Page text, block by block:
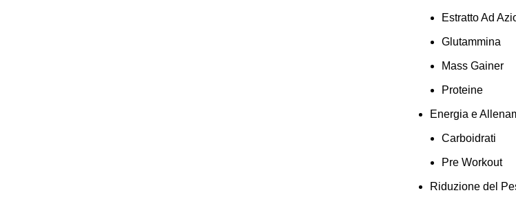
Estratto Ad
Glutammina
Mass Gainer
Proteine
Energia e
Carboidrati
Pre Workout
Riduzione del